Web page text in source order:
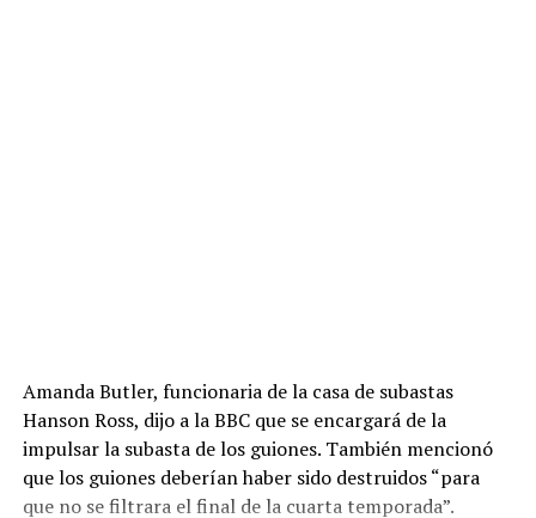
Amanda Butler, funcionaria de la casa de subastas
Hanson Ross, dijo a la BBC que se encargará de la
impulsar la subasta de los guiones. También mencionó
que los guiones deberían haber sido destruidos “para
que no se filtrara el final de la cuarta temporada”.